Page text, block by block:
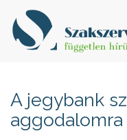
A jegybank
aggodalomra